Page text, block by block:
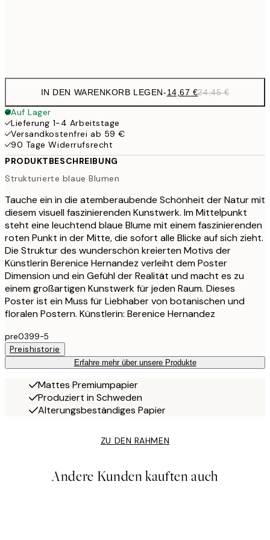
IN DEN WARENKORB LEGEN-14,67 €24,45 €
Auf Lager
Lieferung 1-4 Arbeitstage
Versandkostenfrei ab 59 €
90 Tage Widerrufsrecht
PRODUKTBESCHREIBUNG
Strukturierte blaue Blumen
Tauche ein in die atemberaubende Schönheit der Natur mit
diesem visuell faszinierenden Kunstwerk. Im Mittelpunkt
steht eine leuchtend blaue Blume mit einem faszinierenden
roten Punkt in der Mitte, die sofort alle Blicke auf sich zieht.
Die Struktur des wunderschön kreierten Motivs der
Künstlerin Berenice Hernandez verleiht dem Poster
Dimension und ein Gefühl der Realität und macht es zu
einem großartigen Kunstwerk für jeden Raum. Dieses
Poster ist ein Muss für Liebhaber von botanischen und
floralen Postern. Künstlerin: Berenice Hernandez
pre0399-5
Preishistorie
Erfahre mehr über unsere Produkte
Mattes Premiumpapier
Produziert in Schweden
Alterungsbeständiges Papier
ZU DEN RAHMEN
Andere Kunden kauften auch